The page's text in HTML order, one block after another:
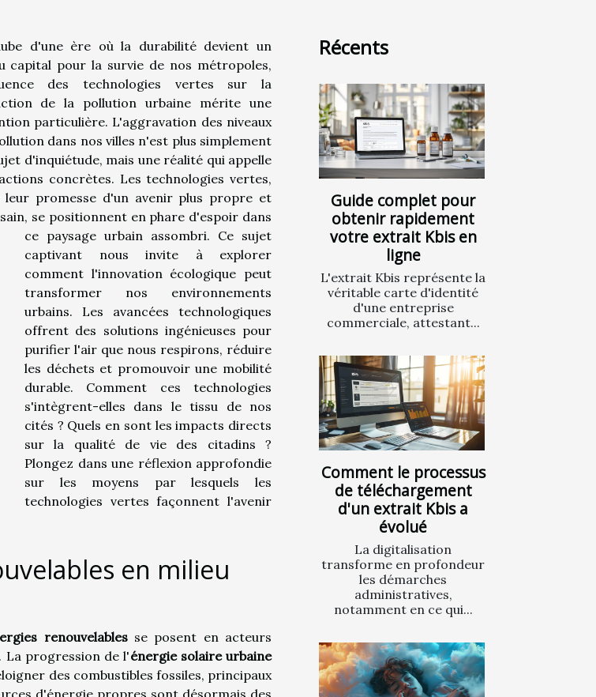
d'une ère où la durabilité devient un
capital pour la survie de nos métropoles,
des technologies vertes sur la
de la pollution urbaine mérite une
particulière. L'aggravation des niveaux
dans nos villes n'est plus simplement
d'inquiétude, mais une réalité qui appelle
concrètes. Les technologies vertes,
leur promesse d'un avenir plus propre et
se positionnent en phare d'espoir dans
ce paysage urbain assombri. Ce sujet
captivant nous invite à explorer
comment l'innovation écologique peut
transformer nos environnements
urbains. Les avancées technologiques
offrent des solutions ingénieuses pour
purifier l'air que nous respirons, réduire
les déchets et promouvoir une mobilité
durable. Comment ces technologies
s'intègrent-elles dans le tissu de nos
cités ? Quels en sont les impacts directs
sur la qualité de vie des citadins ?
Plongez dans une réflexion approfondie
sur les moyens par lesquels les
technologies vertes façonnent l'avenir
en milieu
renouvelablesse posent en acteurs
La progression de l'énergie solaire urbaine
des combustibles fossiles, principaux
d'énergie propres sont désormais des
Récents
Guide complet pour
obtenir rapidement
votre extrait Kbis en
ligne
L'extrait Kbis représente la
véritable carte d'identité
d'une entreprise
commerciale, attestant...
Comment le processus
de téléchargement
d'un extrait Kbis a
évolué
La digitalisation
transforme en profondeur
les démarches
administratives,
notamment en ce qui...